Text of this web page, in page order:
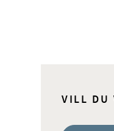
VILL DU